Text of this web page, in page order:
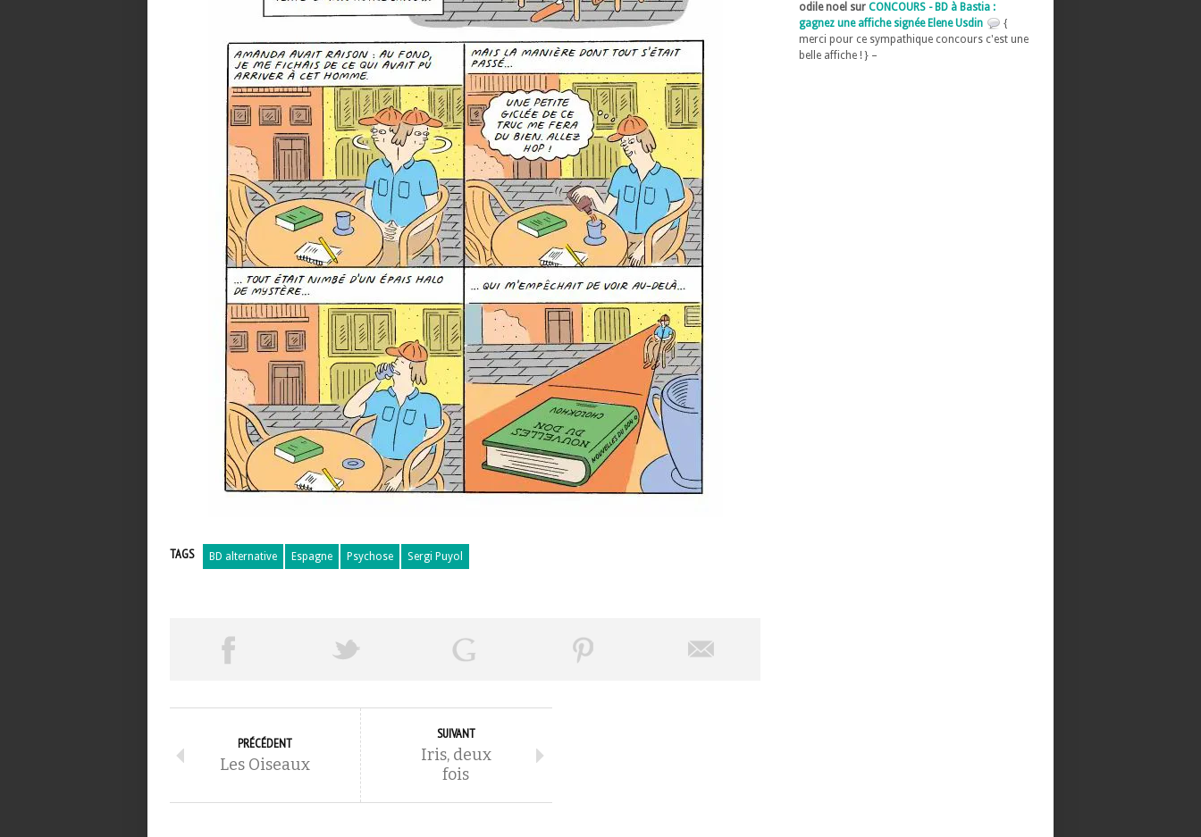
TAGS BD alternative Espagne Psychose Sergi Puyol
PRÉCÉDENT
Les Oiseaux
SUIVANT
Iris, deux
fois
odile noel sur CONCOURS - BD à Bastia :
gagnez une affiche signée Elene Usdin
{
merci pour ce sympathique concours c'est une
belle affiche ! } –